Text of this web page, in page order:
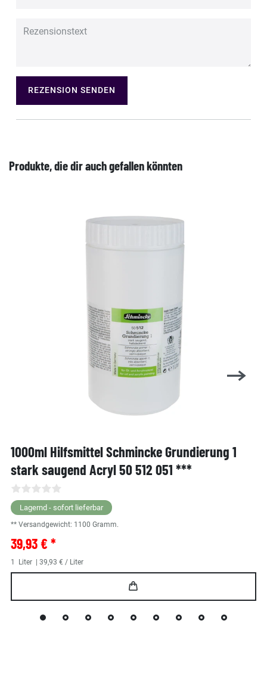
REZENSION SENDEN
Produkte, die dir auch gefallen könnten
1000ml Hilfsmittel Schmincke Grundierung 1
stark saugend Acryl 50 512 051 ***
Lagernd - sofort lieferbar
** Versandgewicht: 1100 Gramm.
39,93 € *
1 Liter | 39,93 € / Liter